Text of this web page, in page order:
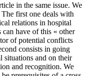
in the same issue. We
first one deals with
relations in hospital
can have of this « other
of potential conflicts
consists in going
situations and on their
and recognition. We